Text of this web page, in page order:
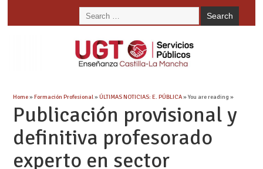
Home»Formación Profesional»ÚLTIMAS NOTICIAS: E. PÚBLICA» You are reading »
Publicación provisional y
definitiva profesorado
experto en sector